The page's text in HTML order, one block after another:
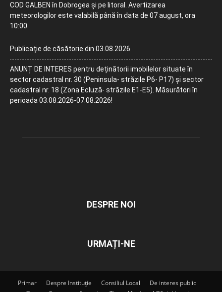
COD GALBEN în Dobrogea și pe litoral. Avertizarea
meteorologilor este valabilă până în data de 07 august, ora
10:00
Publicație de căsătorie din 03.08.2026
ANUNȚ DE INTERES pentru deținătorii imobilelor situate în
sector cadastral nr. 30 (Peninsula- străzile P6- P17) și sector
cadastral nr. 18 (Zona Ecluză- străzile E1-E5). Măsurători în
perioada 03.08.2026-07.08.2026!
DESPRE NOI
URMAȚI-NE
Primar Despre Instituție Consiliul Local
De interes public